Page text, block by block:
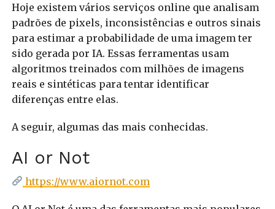
Hoje existem vários serviços online que analisam
padrões de pixels, inconsistências e outros sinais
para estimar a probabilidade de uma imagem ter
sido gerada por IA. Essas ferramentas usam
algoritmos treinados com milhões de imagens
reais e sintéticas para tentar identificar
diferenças entre elas.
A seguir, algumas das mais conhecidas.
AI or Not
https://www.aiornot.com